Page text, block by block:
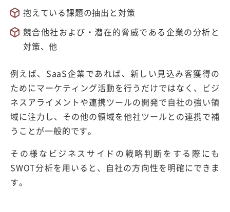
抱えている課題の抽出と対策
競合他社および・潜在的脅威である企業の分析と
対策、他
例えば、SaaS企業であれば、新しい見込み客獲得の
ためにマーケティング活動を行うだけではなく、ビジ
ネスアライメントや連携ツールの開発で自社の強い領
域に注力し、その他の領域を他社ツールとの連携で補
うことが一般的です。
その様なビジネスサイドの戦略判断をする際にも
SWOT分析を用いると、自社の方向性を明確にできま
す。